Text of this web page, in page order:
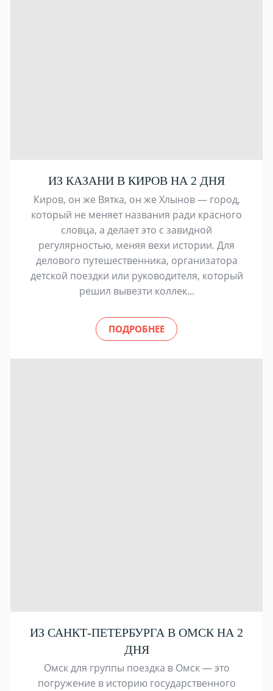
ИЗ КАЗАНИ В КИРОВ НА 2 ДНЯ
Киров, он же Вятка, он же Хлынов — город,
который не меняет названия ради красного
словца, а делает это с завидной
регулярностью, меняя вехи истории. Для
делового путешественника, организатора
детской поездки или руководителя, который
решил вывезти коллек...
ПОДРОБНЕЕ
ИЗ САНКТ-ПЕТЕРБУРГА В ОМСК НА 2
ДНЯ
Омск для группы поездка в Омск — это
погружение в историю государственного